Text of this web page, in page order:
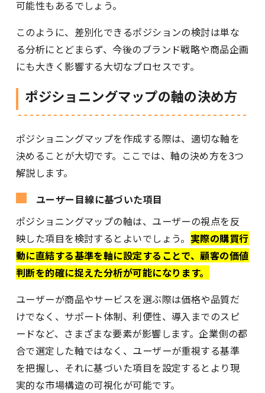
可能性もあるでしょう。
このように、差別化できるポジションの検討は単な
る分析にとどまらず、今後のブランド戦略や商品企画
にも大きく影響する大切なプロセスです。
ポジショニングマップの軸の決め方
ポジショニングマップを作成する際は、適切な軸を
決めることが大切です。ここでは、軸の決め方を3つ
解説します。
ユーザー目線に基づいた項目
ポジショニングマップの軸は、ユーザーの視点を反
映した項目を検討するとよいでしょう。 実際の購買行
動に直結する基準を軸に設定することで、顧客の価値
判断を的確に捉えた分析が可能になります。
ユーザーが商品やサービスを選ぶ際は価格や品質だ
けでなく、サポート体制、利便性、導入までのスピ
ードなど、さまざまな要素が影響します。企業側の都
合で選定した軸ではなく、ユーザーが重視する基準
を把握し、それに基づいた項目を設定するとより現
実的な市場構造の可視化が可能です。